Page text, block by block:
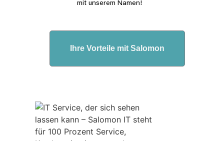
mit unserem Namen!
Ihre Vorteile mit Salomon